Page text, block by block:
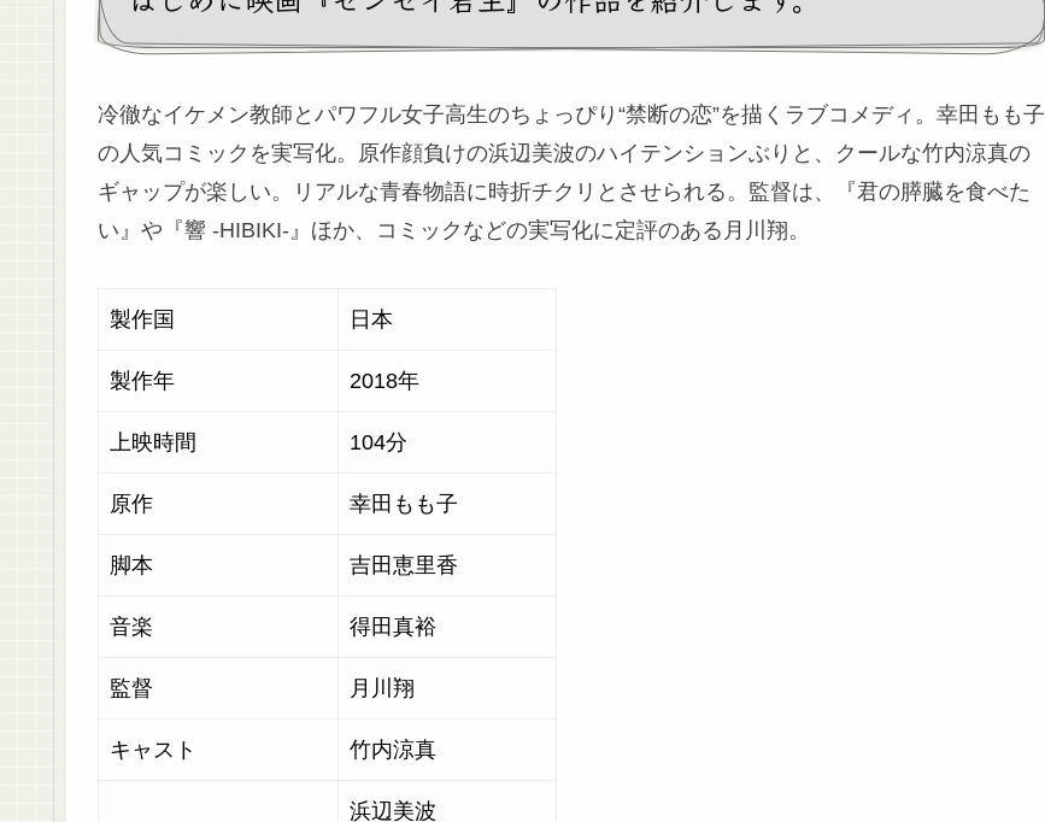
冷徹なイケメン教師とパワフル女子高生のちょっぴり“禁断の恋”を描くラブコメディ。幸田もも子
の人気コミックを実写化。原作顔負けの浜辺美波のハイテンションぶりと、クールな竹内涼真の
ギャップが楽しい。リアルな青春物語に時折チクリとさせられる。監督は、『君の膵臓を食べた
い』や『響 -HIBIKI-』ほか、コミックなどの実写化に定評のある月川翔。
製作国 日本
製作年 2018年
上映時間 104分
原作 幸田もも子
脚本 吉田恵里香
音楽 得田真裕
監督 月川翔
キャスト 竹内涼真
浜辺美波